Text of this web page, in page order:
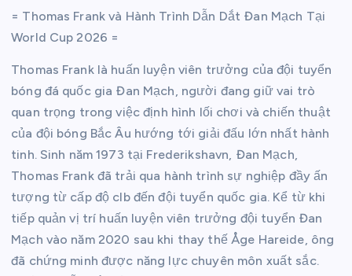
= Thomas Frank và Hành Trình Dẫn Dắt Đan Mạch Tại
World Cup 2026 =
Thomas Frank là huấn luyện viên trưởng của đội tuyển
bóng đá quốc gia Đan Mạch, người đang giữ vai trò
quan trọng trong việc định hình lối chơi và chiến thuật
của đội bóng Bắc Âu hướng tới giải đấu lớn nhất hành
tinh. Sinh năm 1973 tại Frederikshavn, Đan Mạch,
Thomas Frank đã trải qua hành trình sự nghiệp đầy ấn
tượng từ cấp độ clb đến đội tuyển quốc gia. Kể từ khi
tiếp quản vị trí huấn luyện viên trưởng đội tuyển Đan
Mạch vào năm 2020 sau khi thay thế Åge Hareide, ông
đã chứng minh được năng lực chuyên môn xuất sắc.